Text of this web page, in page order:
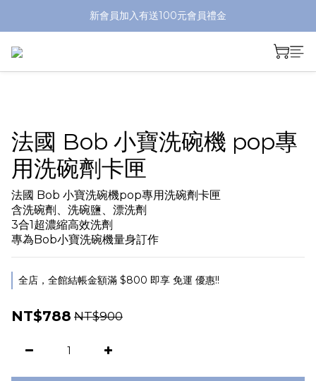
新會員加入有送100元會員禮金
法國 Bob 小寶洗碗機 pop專
用洗碗劑卡匣
法國 Bob 小寶洗碗機pop專用洗碗劑卡匣
含洗碗劑、洗碗鹽、漂洗劑
3合1超濃縮高效洗劑
專為Bob小寶洗碗機量身訂作
全店，全館結帳金額滿 $800 即享 免運 優惠!!
NT$788 NT$900